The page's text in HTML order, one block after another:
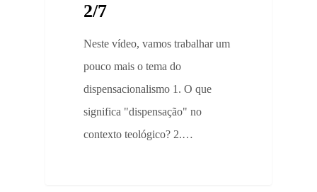
2/7
Neste vídeo, vamos trabalhar um
pouco mais o tema do
dispensacionalismo 1. O que
significa "dispensação" no
contexto teológico? 2.…